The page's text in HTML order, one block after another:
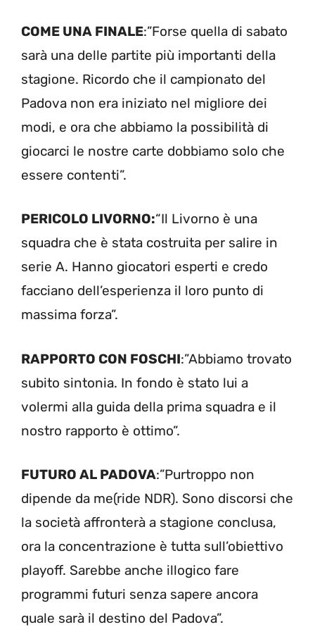
COME UNA FINALE:”Forse quella di sabato
sarà una delle partite più importanti della
stagione. Ricordo che il campionato del
Padova non era iniziato nel migliore dei
modi, e ora che abbiamo la possibilità di
giocarci le nostre carte dobbiamo solo che
essere contenti”.
PERICOLO LIVORNO:“Il Livorno è una
squadra che è stata costruita per salire in
serie A. Hanno giocatori esperti e credo
facciano dell’esperienza il loro punto di
massima forza”.
RAPPORTO CON FOSCHI:”Abbiamo trovato
subito sintonia. In fondo è stato lui a
volermi alla guida della prima squadra e il
nostro rapporto è ottimo”.
FUTURO AL PADOVA:”Purtroppo non
dipende da me(ride NDR). Sono discorsi che
la società affronterà a stagione conclusa,
ora la concentrazione è tutta sull’obiettivo
playoff. Sarebbe anche illogico fare
programmi futuri senza sapere ancora
quale sarà il destino del Padova”.